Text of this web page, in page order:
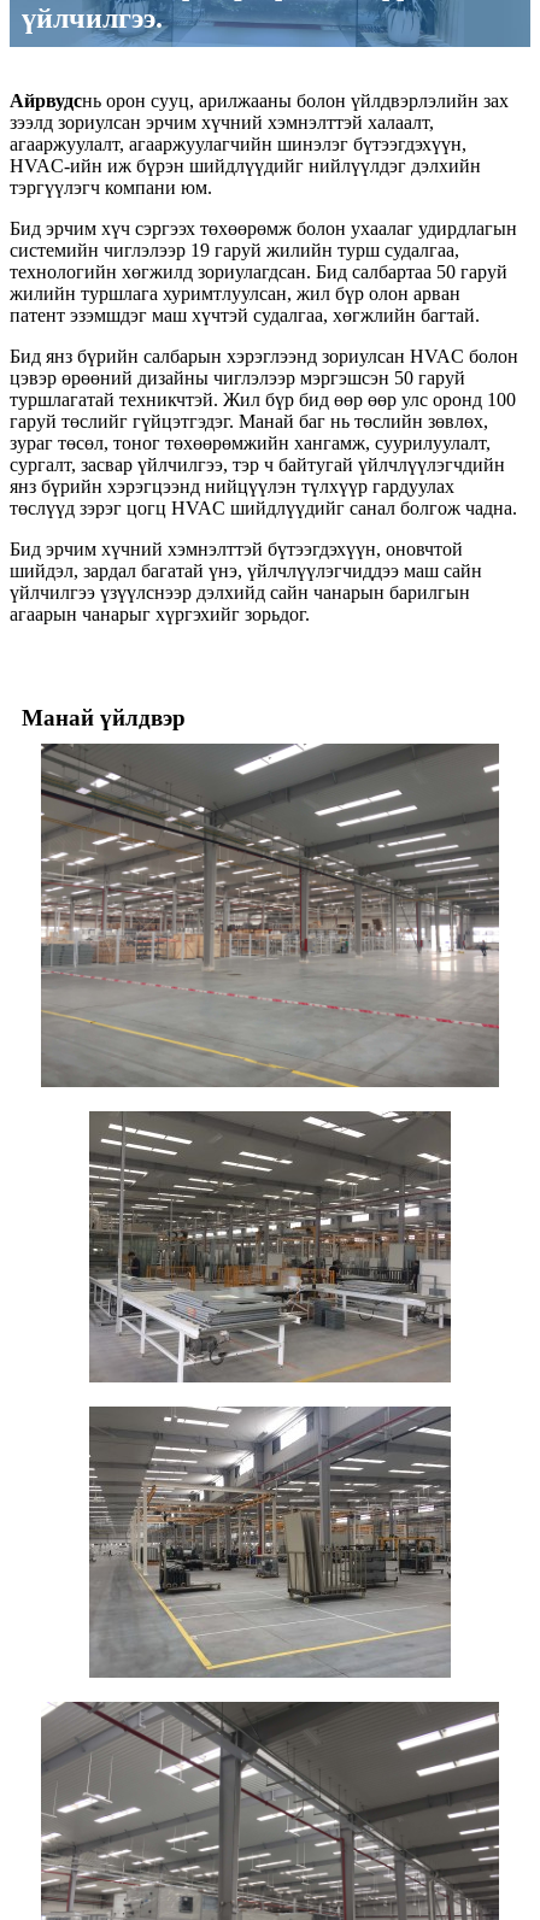
үйлчилгээ.
Айрвудснь орон сууц, арилжааны болон үйлдвэрлэлийн зах
зээлд зориулсан эрчим хүчний хэмнэлттэй халаалт,
агааржуулалт, агааржуулагчийн шинэлэг бүтээгдэхүүн,
HVAC-ийн иж бүрэн шийдлүүдийг нийлүүлдэг дэлхийн
тэргүүлэгч компани юм.
Бид эрчим хүч сэргээх төхөөрөмж болон ухаалаг удирдлагын
системийн чиглэлээр 19 гаруй жилийн турш судалгаа,
технологийн хөгжилд зориулагдсан. Бид салбартаа 50 гаруй
жилийн туршлага хуримтлуулсан, жил бүр олон арван
патент эзэмшдэг маш хүчтэй судалгаа, хөгжлийн багтай.
Бид янз бүрийн салбарын хэрэглээнд зориулсан HVAC болон
цэвэр өрөөний дизайны чиглэлээр мэргэшсэн 50 гаруй
туршлагатай техникчтэй. Жил бүр бид өөр өөр улс оронд 100
гаруй төслийг гүйцэтгэдэг. Манай баг нь төслийн зөвлөх,
зураг төсөл, тоног төхөөрөмжийн хангамж, суурилуулалт,
сургалт, засвар үйлчилгээ, тэр ч байтугай үйлчлүүлэгчдийн
янз бүрийн хэрэгцээнд нийцүүлэн түлхүүр гардуулах
төслүүд зэрэг цогц HVAC шийдлүүдийг санал болгож чадна.
Бид эрчим хүчний хэмнэлттэй бүтээгдэхүүн, оновчтой
шийдэл, зардал багатай үнэ, үйлчлүүлэгчиддээ маш сайн
үйлчилгээ үзүүлснээр дэлхийд сайн чанарын барилгын
агаарын чанарыг хүргэхийг зорьдог.
Манай үйлдвэр